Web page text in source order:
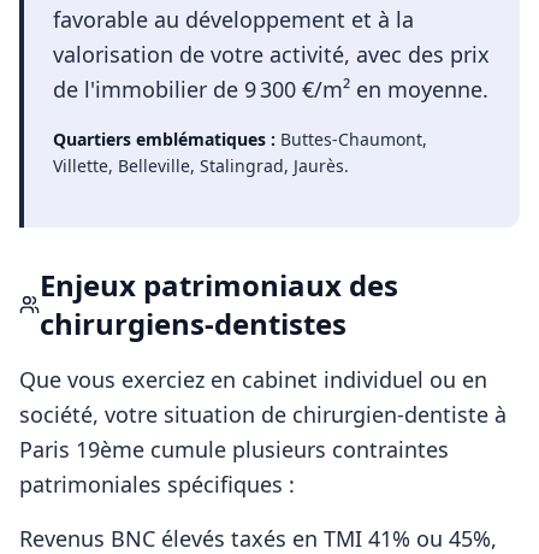
favorable au développement et à la
valorisation de votre activité, avec des prix
de l'immobilier de 9 300 €/m² en moyenne.
Quartiers emblématiques : Buttes-Chaumont,
Villette, Belleville, Stalingrad, Jaurès.
Enjeux patrimoniaux des
chirurgiens-dentistes
Que vous exerciez en cabinet individuel ou en
société, votre situation de chirurgien-dentiste à
Paris 19ème cumule plusieurs contraintes
patrimoniales spécifiques :
Revenus BNC élevés taxés en TMI 41% ou 45%,